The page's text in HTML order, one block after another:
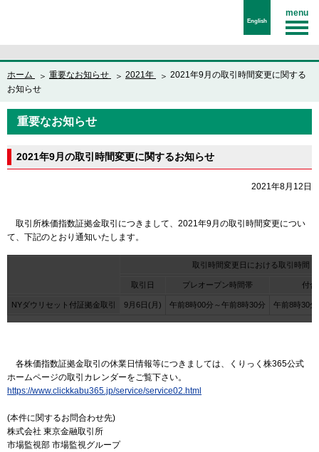
English
ホーム 重要なお知らせ 2021年
2021年9月の取引時間変更に関する
お知らせ
重要なお知らせ
2021年9月の取引時間変更に関するお知らせ
2021年8月12日
取引所株価指数証拠金取引につきまして、2021年9月の取引時間変更につい
て、下記のとおり通知いたします。
取引時間変更日における取引時間
取引日 プレオープン時間帯 付合
NYダウリセット付証拠金取引 9月6日(月) 午前8時00分～午前8時30分 午前8時30分
各株価指数証拠金取引の休業日情報等につきましては、くりっく株365公式
ホームページの取引カレンダーをご覧下さい。
https://www.clickkabu365.jp/service/service02.html
(本件に関するお問合わせ先)
株式会社 東京金融取引所
市場監視部 市場監視グループ
menu